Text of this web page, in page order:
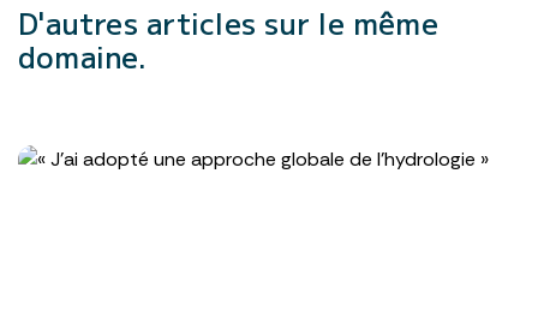
D'autres articles sur le même
domaine.